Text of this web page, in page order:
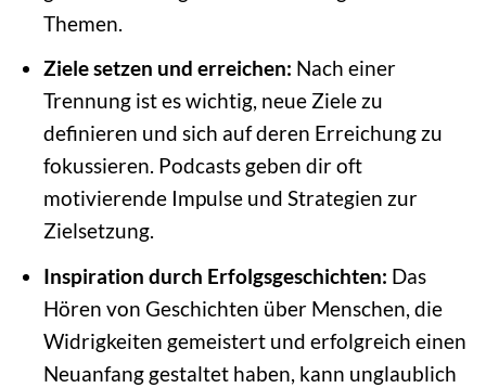
Themen.
Ziele setzen und erreichen: Nach einer
Trennung ist es wichtig, neue Ziele zu
definieren und sich auf deren Erreichung zu
fokussieren. Podcasts geben dir oft
motivierende Impulse und Strategien zur
Zielsetzung.
Inspiration durch Erfolgsgeschichten: Das
Hören von Geschichten über Menschen, die
Widrigkeiten gemeistert und erfolgreich einen
Neuanfang gestaltet haben, kann unglaublich